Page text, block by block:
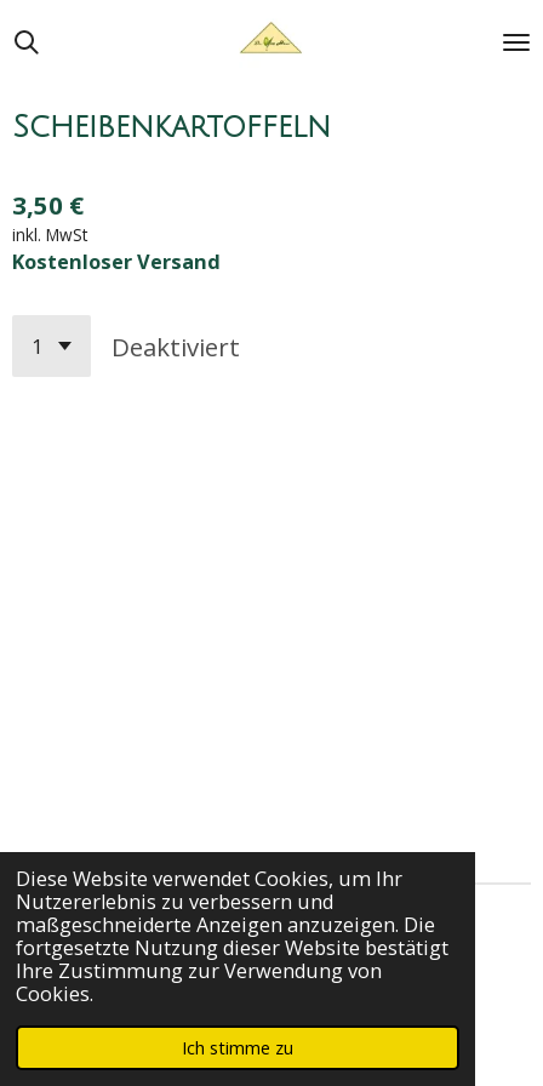
Diese Website verwendet Cookies, um Ihr
Nutzererlebnis zu verbessern und
maßgeschneiderte Anzeigen anzuzeigen. Die
fortgesetzte Nutzung dieser Website bestätigt
Ihre Zustimmung zur Verwendung von
Cookies.
Ich stimme zu
Zum
Hauptinhalt
Scheibenkartoffeln
3,50 €
inkl. MwSt
Kostenloser Versand
Deaktiviert
Impressum
Kontakt
© 2022 - 2026 Taverne Das Olivenhaus